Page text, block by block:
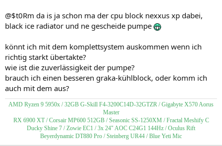
@$t0Rm da is ja schon ma der cpu block nexxus xp dabei,
black ice radiator und ne gescheide pumpe
könnt ich mit dem komplettsystem auskommen wenn ich
richtig starkt übertakte?
wie ist die zuverlässigkeit der pumpe?
brauch ich einen besseren graka-kühlblock, oder komm ich
auch mit dem aus?
AMD Ryzen 9 5950x / 32GB G-Skill F4-3200C14D-32GTZR / Gigabyte X570 Aorus
Master
RX 6900 XT / Corsair MP600 512GB / Seasonic SS-1250XM / Fractal Meshify C
Ducky Shine 7 / Zowie EC1 / 3x 24" AOC C24G1 144Hz / Oculus Rift
Beyerdynamic DT880 Pro / Steinberg UR44 / Blue Yeti Mic